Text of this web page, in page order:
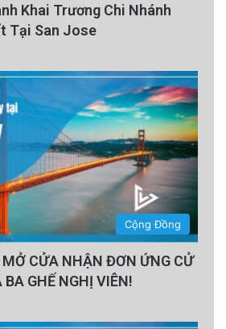
Khai Trương Chi Nhánh
Tại San Jose
Cộng Đồng
MỞ CỬA NHẬN ĐƠN ỨNG CỬ
GHẾ NGHỊ VIÊN!